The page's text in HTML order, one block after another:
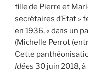
fille de Pierre et
secrétaires d’Etat »
en 1936, « dans un
(Michelle Perrot
Cette
Idées 30 juin 2018, à